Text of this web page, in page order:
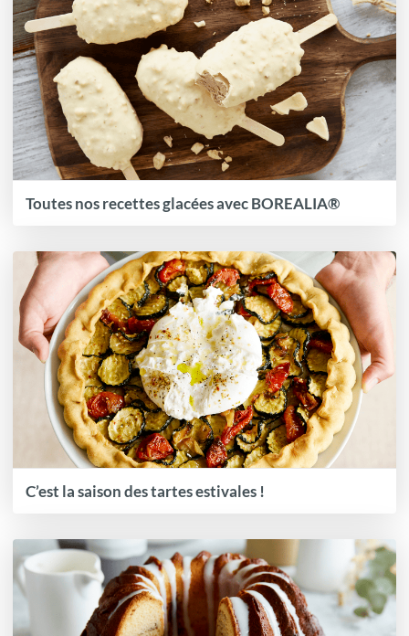
Toutes nos recettes glacées avec BOREALIA®
C’est la saison des tartes estivales !